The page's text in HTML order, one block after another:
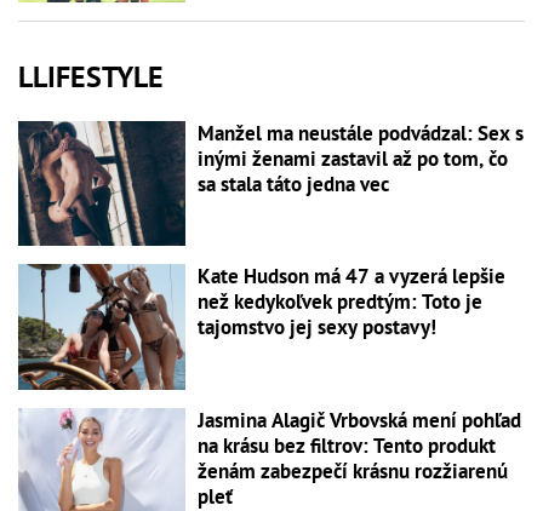
LLIFESTYLE
Manžel ma neustále podvádzal: Sex s
inými ženami zastavil až po tom, čo
sa stala táto jedna vec
Kate Hudson má 47 a vyzerá lepšie
než kedykoľvek predtým: Toto je
tajomstvo jej sexy postavy!
Jasmina Alagič Vrbovská mení pohľad
na krásu bez filtrov: Tento produkt
ženám zabezpečí krásnu rozžiarenú
pleť